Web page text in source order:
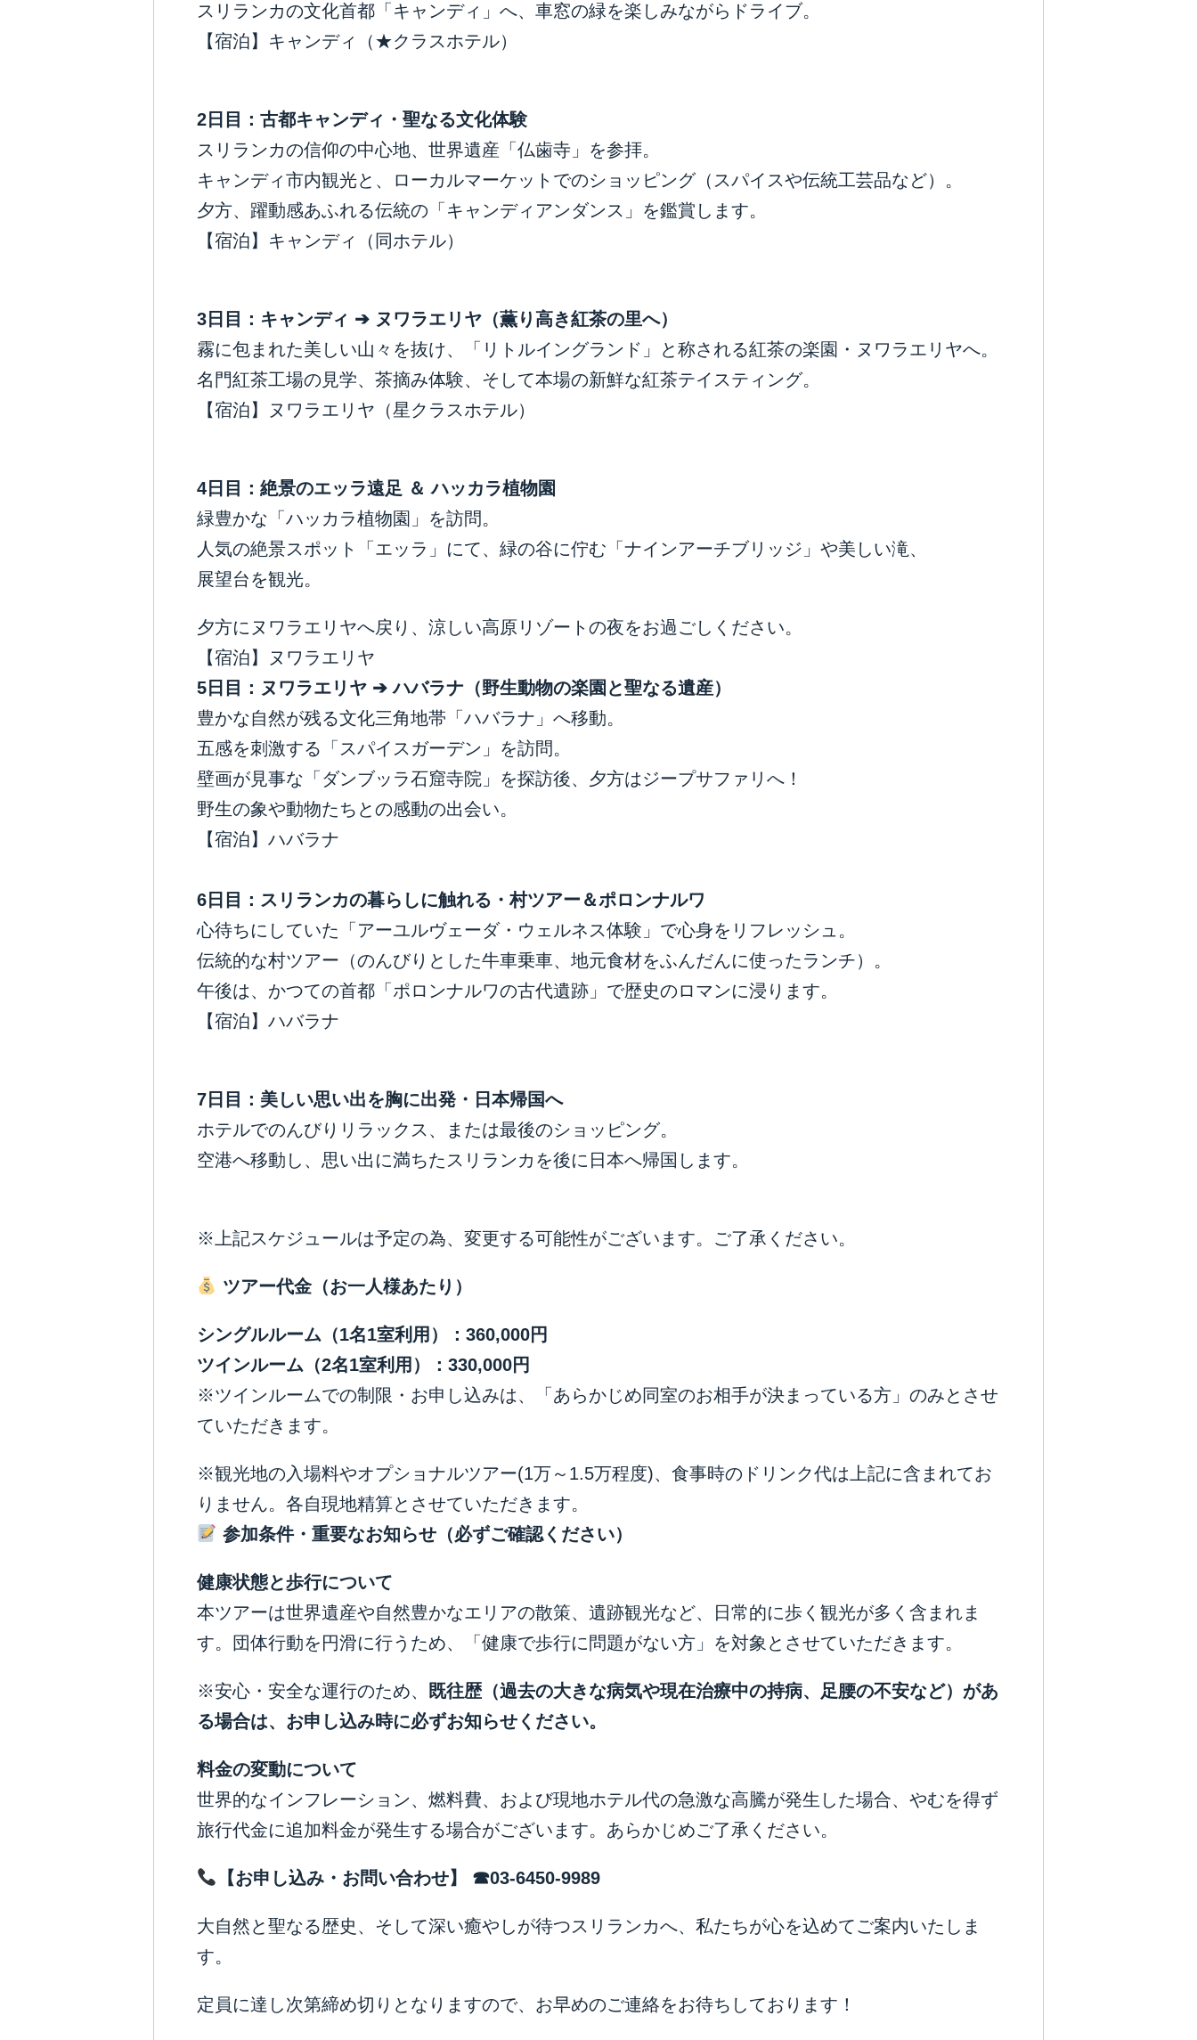
スリランカの文化首都「キャンディ」へ、車窓の緑を楽しみながらドライブ。
【宿泊】キャンディ（★クラスホテル）
2 日目：古都キャンディ・聖なる文化体験
スリランカの信仰の中心地、世界遺産「仏歯寺」を参拝。
キャンディ市内観光と、ローカルマーケットでのショッピング（スパイスや伝統工芸品など）。
夕方、躍動感あふれる伝統の「キャンディアンダンス」を鑑賞します。
【宿泊】キャンディ（同ホテル）
3 日目：キャンディ ➔ ヌワラエリヤ（薫り高き紅茶の里へ）
霧に包まれた美しい山々を抜け、「リトルイングランド」と称される紅茶の楽園・ヌワラエリヤへ。
名門紅茶工場の見学、茶摘み体験、そして本場の新鮮な紅茶テイスティング。
【宿泊】ヌワラエリヤ（星クラスホテル）
4 日目：絶景のエッラ遠足 ＆ ハッカラ植物園
緑豊かな「ハッカラ植物園」を訪問。
人気の絶景スポット「エッラ」にて、緑の谷に佇む「ナインアーチブリッジ」や美しい滝、
展望台を観光。
夕方にヌワラエリヤへ戻り、涼しい高原リゾートの夜をお過ごしください。
【宿泊】ヌワラエリヤ
5 日目：ヌワラエリヤ ➔ ハバラナ（野生動物の楽園と聖なる遺産）
豊かな自然が残る文化三角地帯「ハバラナ」へ移動。
五感を刺激する「スパイスガーデン」を訪問。
壁画が見事な「ダンブッラ石窟寺院」を探訪後、夕方はジープサファリへ！
野生の象や動物たちとの感動の出会い。
【宿泊】ハバラナ
6 日目：スリランカの暮らしに触れる・村ツアー＆ポロンナルワ
心待ちにしていた「アーユルヴェーダ・ウェルネス体験」で心身をリフレッシュ。
伝統的な村ツアー（のんびりとした牛車乗車、地元食材をふんだんに使ったランチ）。
午後は、かつての首都「ポロンナルワの古代遺跡」で歴史のロマンに浸ります。
【宿泊】ハバラナ
7 日目：美しい思い出を胸に出発・日本帰国へ
ホテルでのんびりリラックス、または最後のショッピング。
空港へ移動し、思い出に満ちたスリランカを後に日本へ帰国します。
※上記スケジュールは予定の為、変更する可能性がございます。ご了承ください。
ツアー代金（お一人様あたり）
シングルルーム（1名1室利用）： 360,000円
ツインルーム（2名1室利用）： 330,000円
※ツインルームでの制限・お申し込みは、「あらかじめ同室のお相手が決まっている方」のみとさせ
ていただきます。
※観光地の入場料やオプショナルツアー(1万～1.5万程度)、食事時のドリンク代は上記に含まれてお
りません。各自現地精算とさせていただきます。
参加条件・重要なお知らせ（必ずご確認ください）
健康状態と歩行について
本ツアーは世界遺産や自然豊かなエリアの散策、遺跡観光など、日常的に歩く観光が多く含まれま
す。団体行動を円滑に行うため、「健康で歩行に問題がない方」を対象とさせていただきます。
※安心・安全な運行のため、
既往歴（過去の大きな病気や現在治療中の持病、足腰の不安など）があ
る場合は、お申し込み時に必ずお知らせください。
料金の変動について
世界的なインフレーション、燃料費、および現地ホテル代の急激な高騰が発生した場合、やむを得ず
旅行代金に追加料金が発生する場合がございます。あらかじめご了承ください。
【お申し込み・お問い合わせ】 ☎03-6450-9989
大自然と聖なる歴史、そして深い癒やしが待つスリランカへ、私たちが心を込めてご案内いたしま
す。
定員に達し次第締め切りとなりますので、お早めのご連絡をお待ちしております！